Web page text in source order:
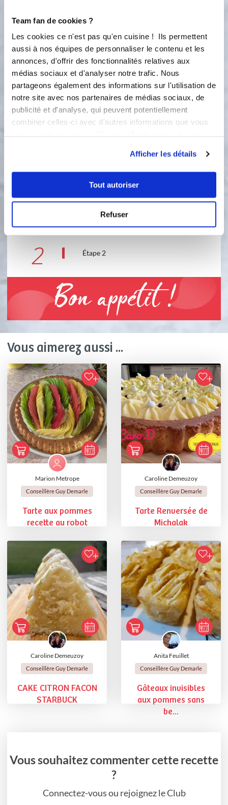
Team fan de cookies ?
Les cookies ce n'est pas qu'en cuisine ! Ils permettent
aussi à nos équipes de personnaliser le contenu et les
annonces, d'offrir des fonctionnalités relatives aux
médias sociaux et d'analyser notre trafic. Nous
partageons également des informations sur l'utilisation de
notre site avec nos partenaires de médias sociaux, de
publicité et d'analyse, qui peuvent potentiellement
combiner celles-ci avec d'autres informations que vous
Afficher les détails
Tout autoriser
Refuser
votre votre a préchauffer a 180°
Zester le citron et récupérer le jus
Ajouter la gousse de vanille grattee
Ajouter le zeste et le jus de citron
Incorporer le beurre fondu et la
crème liquide entière Ajouter l
Armagnac ou le Calvados Peler les
pommes et les découper avec le
coupe pommes ou en quartier selon
votre humeur Mettre votre moule
appareil dans votre moule Ajouter les
abricot) J ai personnellement
saupoudrer mon gâteau de perles de
environ 40 min Attendre 5 min avant
de retourner sur votre plat de service
et demouler Bon appetit
2 Étape 2
Bon appétit !
Vous aimerez aussi ...
Marion Metrope
Conseillère Guy Demarle
Tarte aux pommes
recette au robot
Caroline Demeuzoy
Conseillère Guy Demarle
Tarte Renversée de
Michalak
Caroline Demeuzoy
Conseillère Guy Demarle
CAKE CITRON FACON
STARBUCK
Anita Feuillet
Conseillère Guy Demarle
Gâteaux invisibles
aux pommes sans
be...
Vous souhaitez commenter cette recette
?
Connectez-vous ou rejoignez le Club